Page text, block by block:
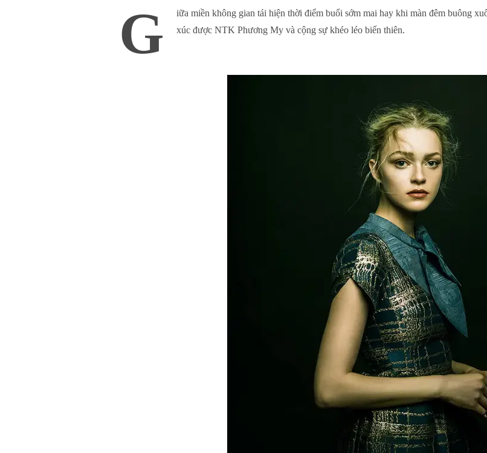
G
iữa miền không gian tái hiện thời điểm buổi sớm mai hay khi màn đêm buông
xúc được NTK Phương My và cộng sự khéo léo biến thiên.